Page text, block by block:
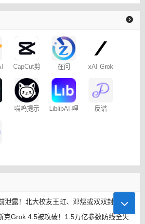
CapCut剪
在问 xAI Grok
喵呜提示
LiblibAI·哩
反谱
泄露！北大校友王虹、邓煜或双双封神
克Grok 4.5被攻破！1.5万亿参数防线全失